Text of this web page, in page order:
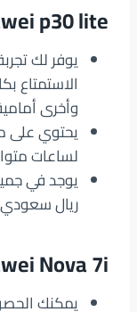
p30 lite
يوفر لك
وأخرى أمامية دقتها
يحتوي على
لساعات
ريال
Nova 7i
يمكنك